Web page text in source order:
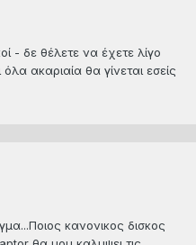
- δε θέλετε να έχετε λίγο
ακαριαία θα γίνεται εσείς
κανονικος δισκος